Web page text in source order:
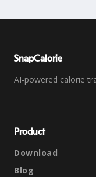
SnapCalorie
AI-powered calorie
Product
Download
Blog